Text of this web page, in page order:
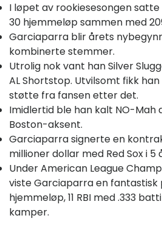
I løpet av rookiesesongen
30 hjemmeløp sammen med
Garciaparra blir årets
kombinerte stemmer.
Utrolig nok vant han Silver
AL Shortstop. Utvilsomt fikk
støtte fra fansen etter det.
Imidlertid ble han kalt NO-Mah
Boston-aksent.
Garciaparra signerte en
millioner dollar med Red Sox i 5
Under American League
viste Garciaparra en fantastisk
hjemmeløp, 11 RBI med .333
kamper.